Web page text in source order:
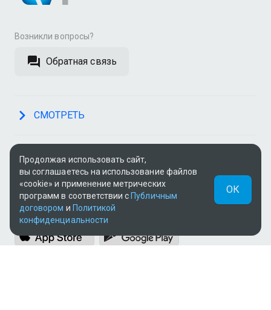
Возникли вопросы?
Обратная связь
СМОТРЕТЬ
ПРИЛОЖЕНИЯ
Продолжая использовать сайт,
вы соглашаетесь на использование файлов
«cookie» и применение метрических
программ в соответствии с Публичным
договором и Политикой
конфиденциальности
ОК